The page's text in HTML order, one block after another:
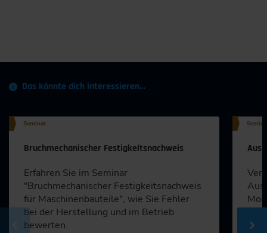
Das könnte dich interessieren…
Seminar
Bruchmechanischer Festigkeitsnachweis
Erfahren Sie im Seminar
"Bruchmechanischer Festigkeitsnachweis
für Maschinenbauteile", wie Sie Fehler
bei der Herstellung und im Betrieb
bewerten.